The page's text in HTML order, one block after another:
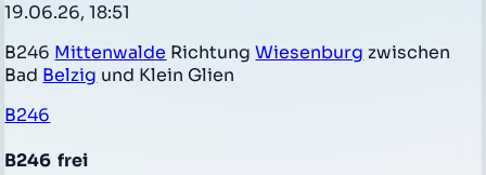
19.06.26, 18:51
B246 Mittenwalde RichtungWiesenburg zwischen
Bad Belzig und Klein Glien
B246
B246 frei